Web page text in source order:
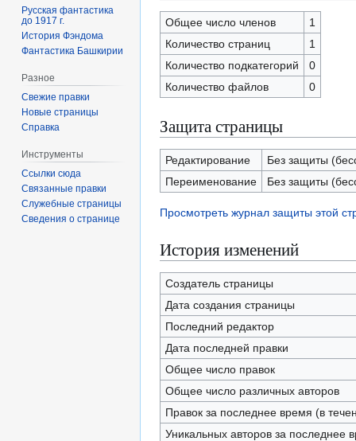
Общее число членов
1
Количество страниц
1
Количество подкатегорий
0
Количество файлов
0
Защита страницы
Редактирование
Без защиты
Переименование
Без защиты
Просмотреть журнал защиты этой
История изменений
Создатель страницы
Дата создания страницы
Последний редактор
Дата последней правки
Общее число правок
Общее число различных авторов
Правок за последнее время (в
Уникальных авторов за последнее
Русская фантастика
до 1917 г.
История Фэндома
Фантастика Башкирии
Разное
Свежие правки
Новые страницы
Справка
Инструменты
Ссылки сюда
Связанные правки
Служебные страницы
Сведения о странице